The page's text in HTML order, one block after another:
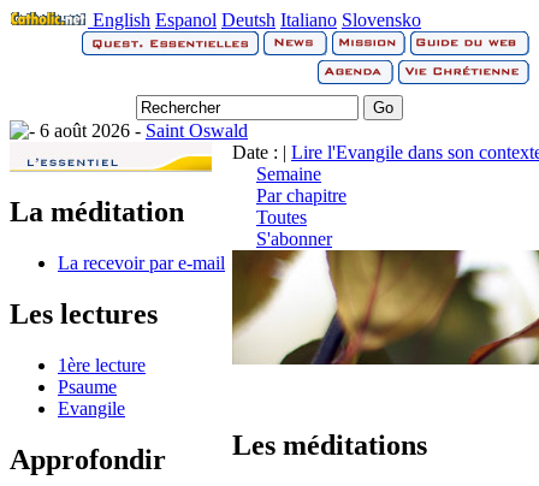
English Espanol Deutsh Italiano Slovensko
6 août 2026 - Saint Oswald
La méditation
La recevoir par e-mail
Les lectures
1ère lecture
Psaume
Evangile
Approfondir
Date : | Lire l'Evangile dans son
Semaine
Par chapitre
Toutes
S'abonner
Les méditations